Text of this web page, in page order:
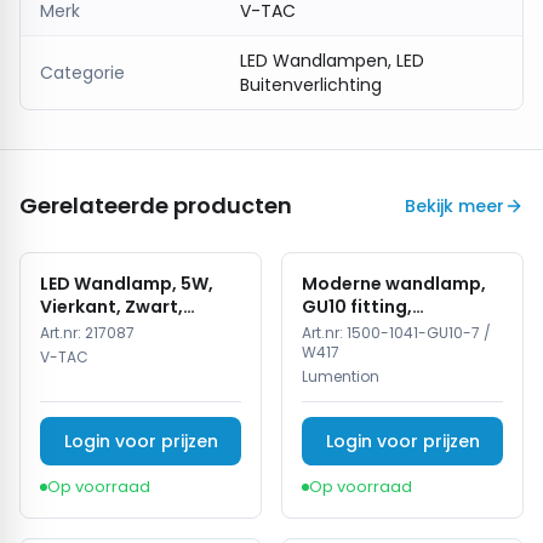
onderhoudsarme verlichting.
V-TAC LED Wandlamp 12W – 4000K Neutraal
Wit – Zwart
is een stijlvolle en praktische keuze voor
heldere en energiezuinige wandverlichting.
Merk V-TAC
Categorie
LED Wandlampen, LED
Buitenverlichting
Gerelateerde producten Bekijk meer
LED Wandlamp, 5W,
Vierkant, Zwart,
4000K Neutraal Wit
Art.nr: 217087
V-TAC
Login voor prijzen
Op voorraad
Moderne wandlamp,
GU10 fitting,
Aluminium, IP65,
Corten
Art.nr: 1500-1041-GU10-7 /
W417
Lumention
Login voor prijzen
Op voorraad